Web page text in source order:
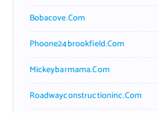
Bobacove.com
Phoone24brookfield.com
Mickeybarmama.com
Roadwayconstructioninc.com